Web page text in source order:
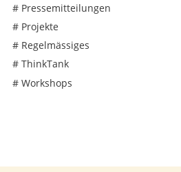
# Pressemitteilungen
# Projekte
# Regelmässiges
# ThinkTank
# Workshops